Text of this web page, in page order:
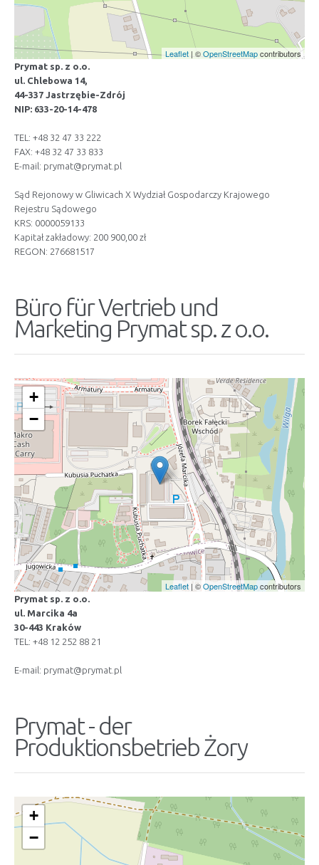
Leaflet | ©OpenStreetMapcontributors
Prymat sp. z o.o.
ul. Chlebowa 14,
44-337 Jastrzębie-Zdrój
NIP: 633-20-14-478
TEL: +48 32 47 33 222
FAX: +48 32 47 33 833
E-mail: prymat@prymat.pl
Sąd Rejonowy w Gliwicach X Wydział Gospodarczy Krajowego
Rejestru Sądowego
KRS: 0000059133
Kapitał zakładowy: 200 900,00 zł
REGON: 276681517
Büro für Vertrieb und
Marketing Prymat sp. z o.o.
+
−
Leaflet | ©OpenStreetMapcontributors
Prymat sp. z o.o.
ul. Marcika 4a
30-443 Kraków
TEL: +48 12 252 88 21
E-mail: prymat@prymat.pl
Prymat - der
Produktionsbetrieb Żory
+
−